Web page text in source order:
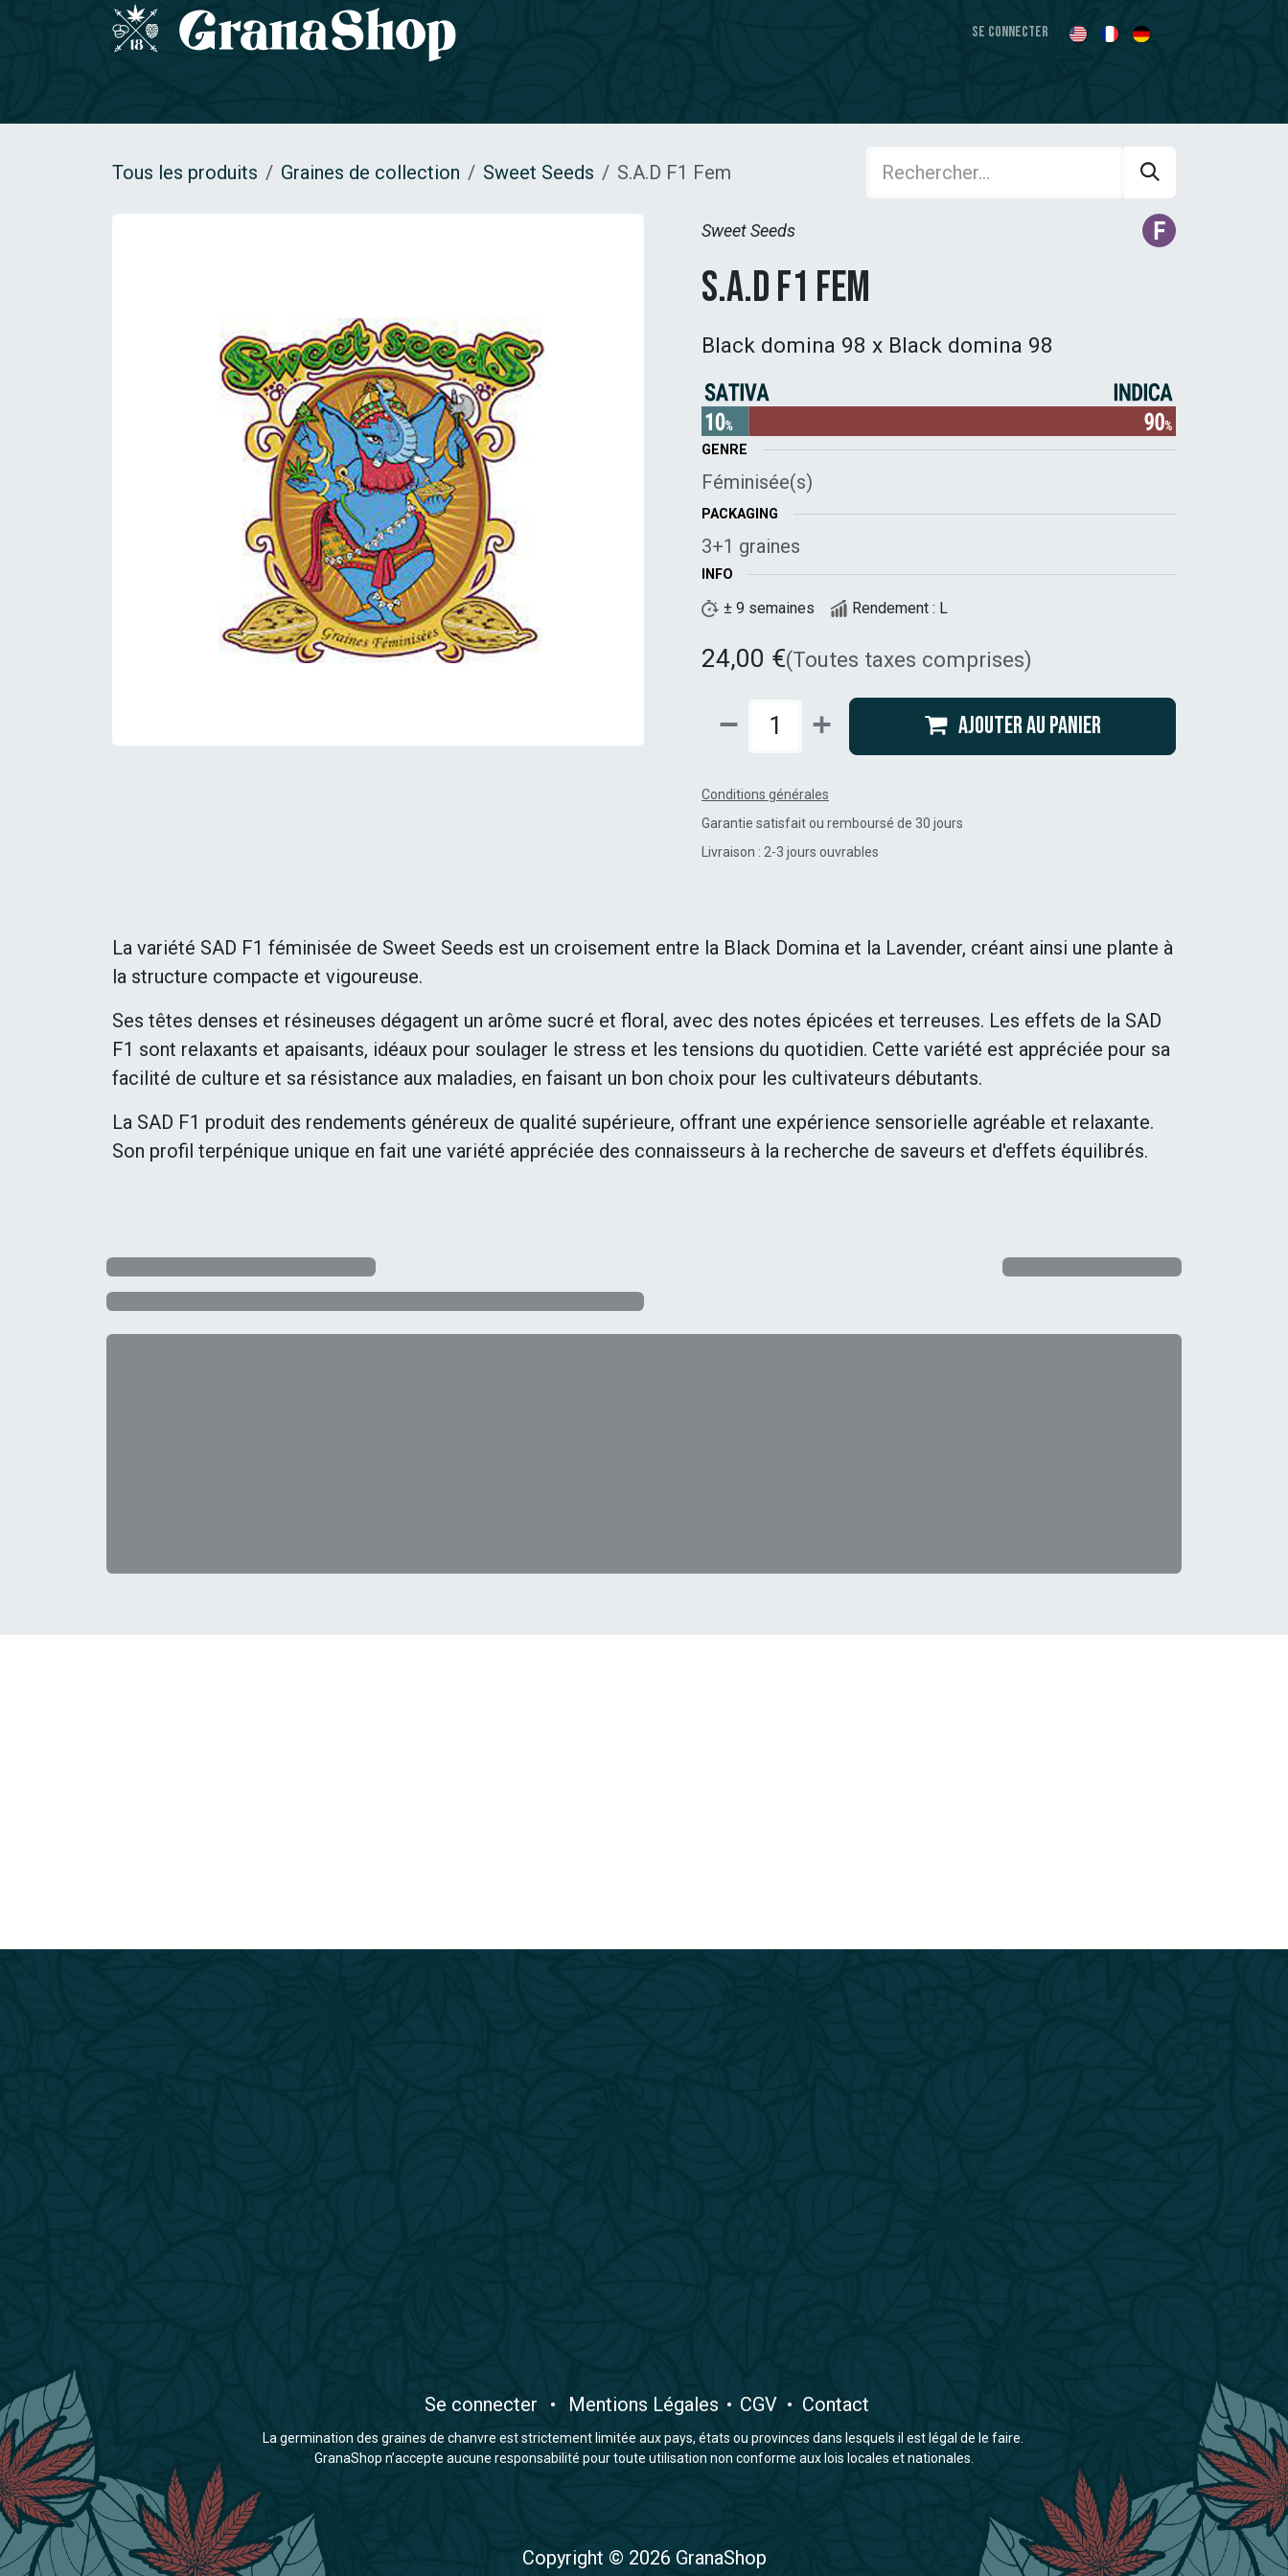
Se rendre au contenu
Se connecter
Tous les produits Graines de collection Sweet Seeds S.A.D F1 Fem
Sweet Seeds
S.A.D F1 Fem
Black domina 98 x Black domina 98
GENRE
Féminisée(s)
PACKAGING
3+1 graines
INFO
± 9 semaines Rendement : L
24,00 €(Toutes taxes comprises)
Ajouter au panier
Conditions générales
Garantie satisfait ou remboursé de 30 jours
Livraison : 2-3 jours ouvrables
La variété SAD F1 féminisée de Sweet Seeds est un croisement entre la Black Domina et la Lavender, créant ainsi une plante à
la structure compacte et vigoureuse.
Ses têtes denses et résineuses dégagent un arôme sucré et floral, avec des notes épicées et terreuses. Les effets de la SAD
F1 sont relaxants et apaisants, idéaux pour soulager le stress et les tensions du quotidien. Cette variété est appréciée pour sa
facilité de culture et sa résistance aux maladies, en faisant un bon choix pour les cultivateurs débutants.
La SAD F1 produit des rendements généreux de qualité supérieure, offrant une expérience sensorielle agréable et relaxante.
Son profil terpénique unique en fait une variété appréciée des connaisseurs à la recherche de saveurs et d'effets équilibrés.
​Se connecter • ​Mentions Légales • CGV• Contact
La germination des graines de chanvre est strictement limitée aux pays, états ou provinces dans lesquels il est légal de le faire.
GranaShop n’accepte aucune responsabilité pour toute utilisation non conforme aux lois locales et nationales.
Copyright © 2026 GranaShop​